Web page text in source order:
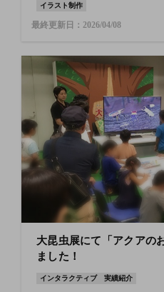
イラスト制作
最終更新日：2026/04/08
大昆虫展にて「アクアの
ました！
インタラクティブ 実績紹介